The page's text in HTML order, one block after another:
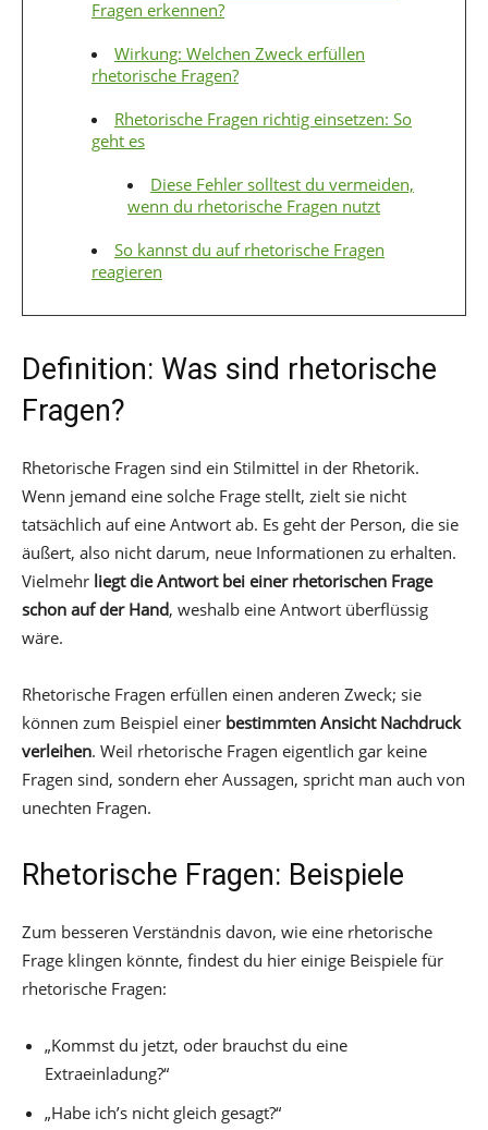
Fragen erkennen?
Wirkung: Welchen Zweck erfüllen
rhetorische Fragen?
Rhetorische Fragen richtig einsetzen: So
geht es
Diese Fehler solltest du vermeiden,
wenn du rhetorische Fragen nutzt
So kannst du auf rhetorische Fragen
reagieren
Definition: Was sind rhetorische
Fragen?
Rhetorische Fragen sind ein Stilmittel in der Rhetorik.
Wenn jemand eine solche Frage stellt, zielt sie nicht
tatsächlich auf eine Antwort ab. Es geht der Person, die sie
äußert, also nicht darum, neue Informationen zu erhalten.
Vielmehr liegt die Antwort bei einer rhetorischen Frage
schon auf der Hand, weshalb eine Antwort überflüssig
wäre.
Rhetorische Fragen erfüllen einen anderen Zweck; sie
können zum Beispiel einer bestimmten Ansicht Nachdruck
verleihen. Weil rhetorische Fragen eigentlich gar keine
Fragen sind, sondern eher Aussagen, spricht man auch von
unechten Fragen.
Rhetorische Fragen: Beispiele
Zum besseren Verständnis davon, wie eine rhetorische
Frage klingen könnte, findest du hier einige Beispiele für
rhetorische Fragen:
„Kommst du jetzt, oder brauchst du eine
Extraeinladung?“
„Habe ich’s nicht gleich gesagt?“